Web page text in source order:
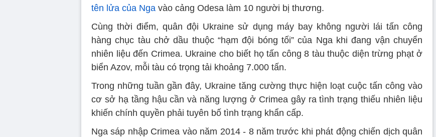
tên lửa của Nga vào cảng Odesa làm 10 người bị thương.
Cùng thời điểm, quân đội Ukraine sử dụng máy bay không người lái tấn công
hàng chục tàu chở dầu thuộc “hạm đội bóng tối” của Nga khi đang vận chuyển
nhiên liệu đến Crimea. Ukraine cho biết họ tấn công 8 tàu thuộc diện trừng phạt ở
biển Azov, mỗi tàu có trọng tải khoảng 7.000 tấn.
Trong những tuần gần đây, Ukraine tăng cường thực hiện loạt cuộc tấn công vào
cơ sở hạ tầng hậu cần và năng lượng ở Crimea gây ra tình trạng thiếu nhiên liệu
khiến chính quyền phải tuyên bố tình trạng khẩn cấp.
Nga sáp nhập Crimea vào năm 2014 - 8 năm trước khi phát động chiến dịch quân